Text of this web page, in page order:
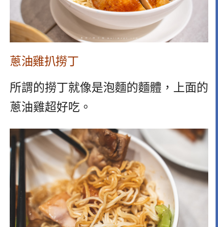
蔥油雞扒撈丁
所謂的撈丁就像是泡麵的麵體，上面的
蔥油雞超好吃。